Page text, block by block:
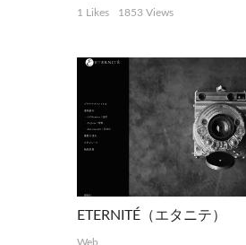
1 Likes 1853 Views
ETERNITÉ（エタニテ）
Web